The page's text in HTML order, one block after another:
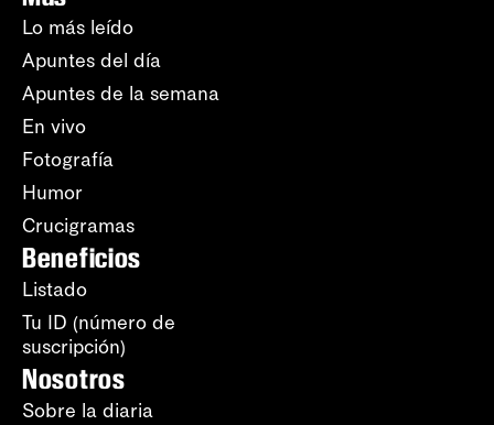
Lo más leído
Apuntes del día
Apuntes de la semana
En vivo
Fotografía
Humor
Crucigramas
Beneficios
Listado
Tu ID (número de
suscripción)
Nosotros
Sobre la diaria